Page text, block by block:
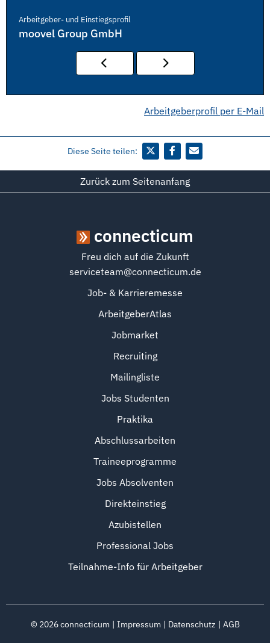
Arbeitgeber- und Einstiegsprofil
moovel Group GmbH
Arbeitgeberprofil per E-Mail
Diese Seite teilen:
Zurück zum Seitenanfang
connecticum
Freu dich auf die Zukunft
serviceteam@connecticum.de
Job- & Karrieremesse
ArbeitgeberAtlas
Jobmarket
Recruiting
Mailingliste
Jobs Studenten
Praktika
Abschlussarbeiten
Traineeprogramme
Jobs Absolventen
Direkteinstieg
Azubistellen
Professional Jobs
Teilnahme-Info für Arbeitgeber
© 2026connecticum Impressum Datenschutz AGB